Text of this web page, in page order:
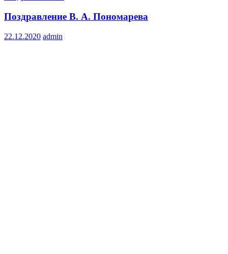
Поздравление В. А. Пономарева
22.12.2020 admin